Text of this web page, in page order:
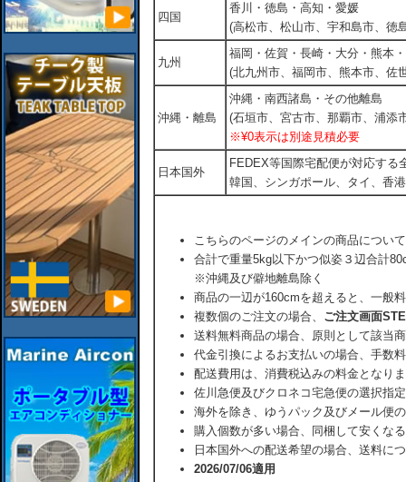
四国
香川・徳島・高知・愛媛
(高松市、松山市、宇和島市、徳
九州
福岡・佐賀・長崎・大分・熊本
(北九州市、福岡市、熊本市、佐
沖縄・離島
沖縄・南西諸島・その他離島
(石垣市、宮古市、那覇市、浦添
※¥0表示は別途見積必要
日本国外
FEDEX等国際宅配便が対応す
韓国、シンガポール、タイ、香
こちらのページのメインの商品につい
合計で重量5kg以下かつ似姿３辺合計
※沖縄及び僻地離島除く
商品の一辺が160cmを超えると、一般
複数個のご注文の場合、 ご注文画面
送料無料商品の場合、原則として該当
代金引換によるお支払いの場合、手数
配送費用は、消費税込みの料金となり
佐川急便及びクロネコ宅急便の選択指
海外を除き、ゆうパック及びメール便
購入個数が多い場合、同梱して安くな
日本国外への配送希望の場合、送料に
2026/07/06適用